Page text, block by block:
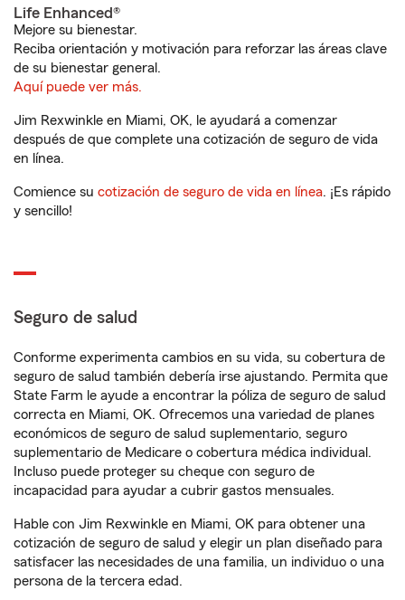
Life Enhanced®
Mejore su bienestar.
Reciba orientación y motivación para reforzar las áreas clave
de su bienestar general.
Aquí puede ver más.
Jim Rexwinkle en Miami, OK, le ayudará a comenzar
después de que complete una cotización de seguro de vida
en línea.
Comience su cotización de seguro de vida en línea. ¡Es rápido
y sencillo!
Seguro de salud
Conforme experimenta cambios en su vida, su cobertura de
seguro de salud también debería irse ajustando. Permita que
State Farm le ayude a encontrar la póliza de seguro de salud
correcta en Miami, OK. Ofrecemos una variedad de planes
económicos de seguro de salud suplementario, seguro
suplementario de Medicare o cobertura médica individual.
Incluso puede proteger su cheque con seguro de
incapacidad para ayudar a cubrir gastos mensuales.
Hable con Jim Rexwinkle en Miami, OK para obtener una
cotización de seguro de salud y elegir un plan diseñado para
satisfacer las necesidades de una familia, un individuo o una
persona de la tercera edad.